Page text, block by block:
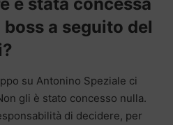
a seguito del
su Antonino Speziale ci
gli è stato concesso nulla.
di decidere, per